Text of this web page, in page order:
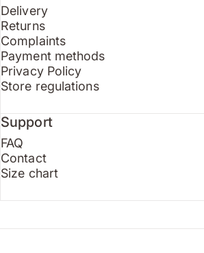
Delivery
Returns
Complaints
Payment methods
Privacy Policy
Store regulations
Support
FAQ
Contact
Size chart